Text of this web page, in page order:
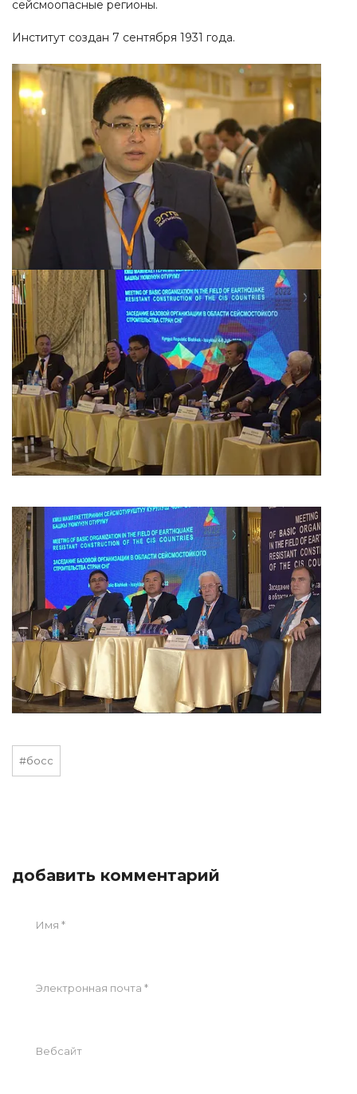
сейсмоопасные регионы.
Институт создан 7 сентября 1931 года.
#босс
добавить комментарий